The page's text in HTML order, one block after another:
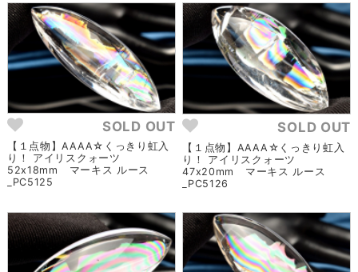
SOLD OUT
【１点物】AAAA☆くっきり虹入
り！ アイリスクォーツ
52x18mm マーキス ルース
_PC5125
SOLD OUT
【１点物】AAAA☆くっきり虹入
り！ アイリスクォーツ
47x20mm マーキス ルース
_PC5126